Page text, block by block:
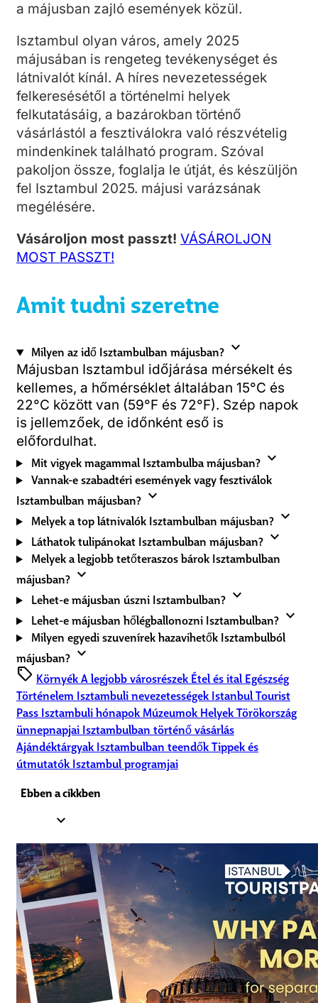
a májusban zajló események közül.
Isztambul olyan város, amely 2025
májusában is rengeteg tevékenységet és
látnivalót kínál. A híres nevezetességek
felkeresésétől a történelmi helyek
felkutatásáig, a bazárokban történő
vásárlástól a fesztiválokra való részvételig
mindenkinek található program. Szóval
pakoljon össze, foglalja le útját, és készüljön
fel Isztambul 2025. májusi varázsának
megélésére.
Vásároljon most passzt! VÁSÁROLJON
MOST PASSZT!
Amit tudni szeretne
Milyen az idő Isztambulban májusban? expand_more
Májusban Isztambul időjárása mérsékelt és
kellemes, a hőmérséklet általában 15°C és
22°C között van (59°F és 72°F). Szép napok
is jellemzőek, de időnként eső is
előfordulhat.
Mit vigyek magammal Isztambulba májusban? expand_more
Vannak-e szabadtéri események vagy fesztiválok
Isztambulban májusban? expand_more
Melyek a top látnivalók Isztambulban májusban? expand_more
Láthatok tulipánokat Isztambulban májusban? expand_more
Melyek a legjobb tetőteraszos bárok Isztambulban
májusban? expand_more
Lehet-e májusban úszni Isztambulban? expand_more
Lehet-e májusban hőlégballonozni Isztambulban? expand_more
Milyen egyedi szuvenírek hazavihetők Isztambulból
májusban? expand_more
sell KörnyékA legjobb városrészek Étel és ital Egészség
Történelem Isztambuli nevezetességek Istanbul Tourist
Pass Isztambuli hónapok Múzeumok HelyekTörökország
ünnepnapjai Isztambulban történő vásárlás
Ajándéktárgyak Isztambulban teendőkTippek és
útmutatók Isztambul programjai
Ebben a cikkben
expand_less
1.Isztambul 2025 május időjárása
2.
Mit vigyél magaddal Isztambulba májusban –
Néhány tipp
Érdemes Isztambulba utazni 2025 májusában?